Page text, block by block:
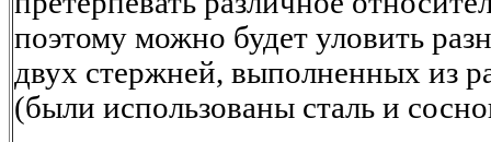
поэтому можно будет уловить
двух стержней, выполненных из
(были использованы сталь и